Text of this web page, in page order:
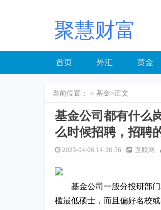
聚慧财富
首页 外汇 黄金
当前位置： > 基金>正文
基金公司都有什么
么时候招聘，招聘
2023-04-06 14:38:56 互联网
基金公司一般分投研部
槛最低硕士，而且偏好名校